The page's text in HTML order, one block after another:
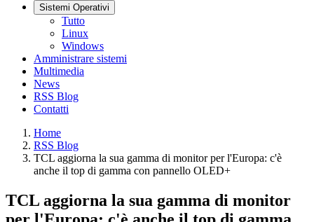
Sistemi Operativi
Tutto
Linux
Windows
Amministrare sistemi
Multimedia
News
RSS Blog
Contatti
Home
RSS Blog
TCL aggiorna la sua gamma di monitor per l'Europa: c'è
anche il top di gamma con pannello OLED+
TCL aggiorna la sua gamma di monitor